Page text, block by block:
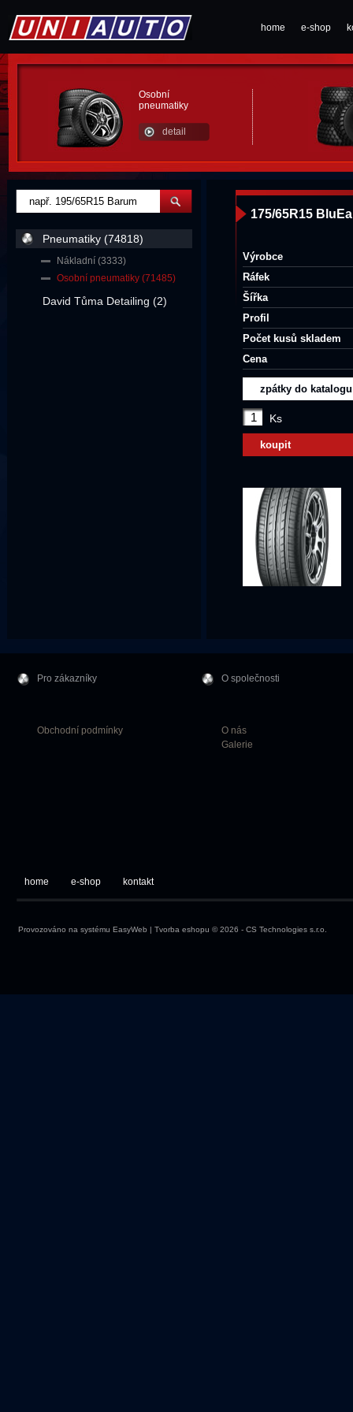
home e-shop
Osobní
pneumatiky
detail
175/65R15
Výrobce
Ráfek
Šířka
Profil
Počet kusů skladem
Cena
zpátky do katalogu
Ks
koupit
Pneumatiky (74818)
Nákladní (3333)
Osobní pneumatiky (71485)
David Tůma Detailing (2)
Pro zákazníky
Obchodní podmínky
O společnosti
O nás
Galerie
home e-shop kontakt
Provozováno na systému EasyWeb | Tvorba eshopu © 2026 - CS Technologies s.r.o.